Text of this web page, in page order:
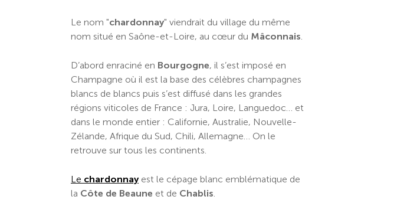
Le nom "chardonnay" viendrait du village du même
nom situé en Saône-et-Loire, au cœur du Mâconnais.
D’abord enraciné en Bourgogne, il s’est imposé en
Champagne où il est la base des célèbres champagnes
blancs de blancs puis s’est diffusé dans les grandes
régions viticoles de France : Jura, Loire, Languedoc… et
dans le monde entier : Californie, Australie, Nouvelle-
Zélande, Afrique du Sud, Chili, Allemagne… On le
retrouve sur tous les continents.
Le chardonnayest le cépage blanc emblématique de
la Côte de Beaune et de Chablis.